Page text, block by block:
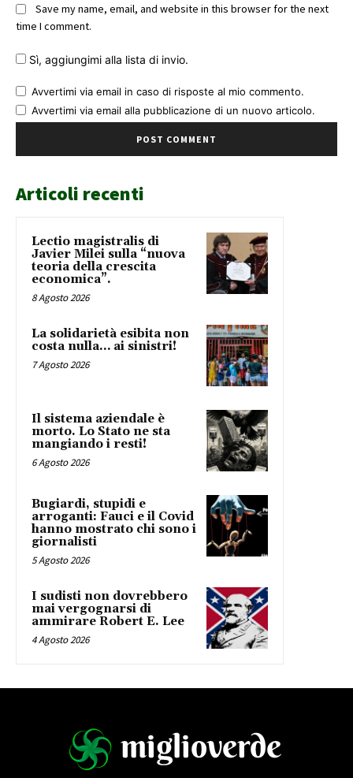
Save my name, email, and website in this browser for the next
time I comment.
Sì, aggiungimi alla lista di invio.
Avvertimi via email in caso di risposte al mio commento.
Avvertimi via email alla pubblicazione di un nuovo articolo.
Articoli recenti
Lectio magistralis di
Javier Milei sulla “nuova
teoria della crescita
economica”.
8 Agosto 2026
La solidarietà esibita non
costa nulla… ai sinistri!
7 Agosto 2026
Il sistema aziendale è
morto. Lo Stato ne sta
mangiando i resti!
6 Agosto 2026
Bugiardi, stupidi e
arroganti: Fauci e il Covid
hanno mostrato chi sono i
giornalisti
5 Agosto 2026
I sudisti non dovrebbero
mai vergognarsi di
ammirare Robert E. Lee
4 Agosto 2026